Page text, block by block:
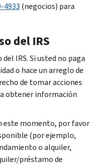
4933 (negocios) para
del IRS
IRS. Si usted no paga
o hace un arreglo de
de tomar acciones
obtener información
este momento, por favor
(por ejemplo,
o alquiler,
préstamo de